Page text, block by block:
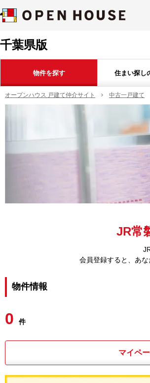
千葉県版
物件を探す 住まい探し
オープンハウス 戸建て仲介サイト 中古一戸建て
JR常
会員登録すると、あ
物件情報
0 件
マイペ